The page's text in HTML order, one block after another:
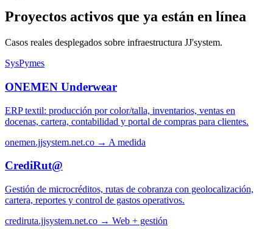
Proyectos activos que ya están en línea
Casos reales desplegados sobre infraestructura JJ'system.
SysPymes
ONEMEN Underwear
ERP textil: producción por color/talla, inventarios, ventas en
docenas, cartera, contabilidad y portal de compras para clientes.
onemen.jjsystem.net.co → A medida
CrediRut@
Gestión de microcréditos, rutas de cobranza con geolocalización,
cartera, reportes y control de gastos operativos.
crediruta.jjsystem.net.co → Web + gestión